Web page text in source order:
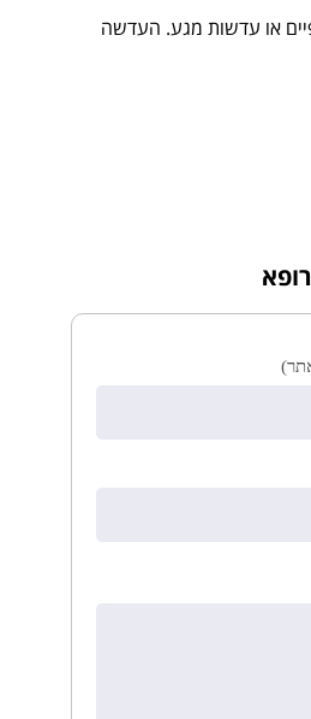
או עדשות מגע. העדשה